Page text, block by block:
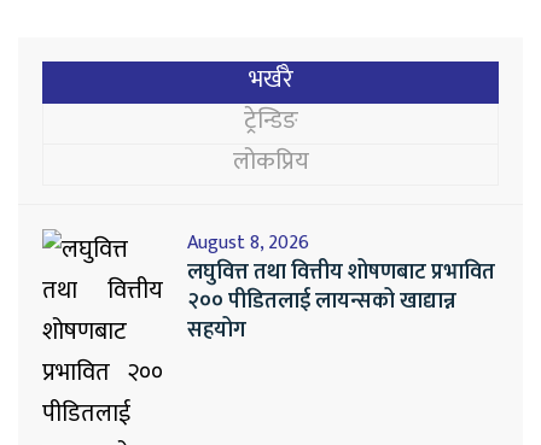
भर्खरै
ट्रेन्डिङ
लोकप्रिय
August 8, 2026
लघुवित्त तथा वित्तीय शोषणबाट प्रभावित
२०० पीडितलाई लायन्सको खाद्यान्न
सहयोग